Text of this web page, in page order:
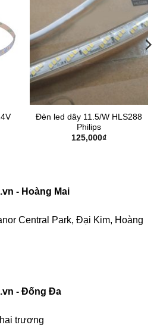
Đèn led dây 11.5/W HLS288
Philips
125,000₫
- Hoàng Mai
Central Park, Đại Kim, Hoàng
- Đống Đa
trương